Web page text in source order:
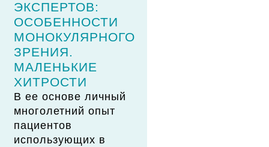
ЭКСПЕРТОВ:
ОСОБЕННОСТИ
МОНОКУЛЯРНОГО
ЗРЕНИЯ.
МАЛЕНЬКИЕ
ХИТРОСТИ
В ее основе личный
многолетний опыт
пациентов
использующих в